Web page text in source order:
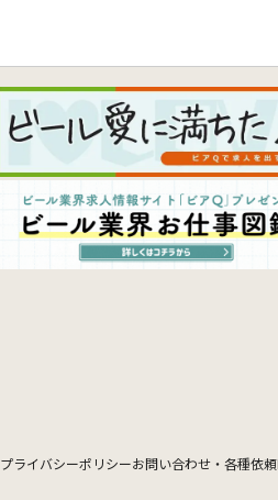
プライバシーポリシーお問い合わせ・各種依頼